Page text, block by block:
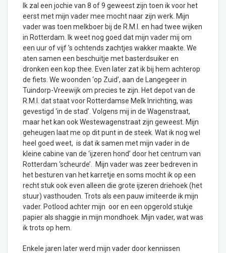
Ik zal een jochie van 8 of 9 geweest zijn toen ik voor het
eerst met mijn vader mee mocht naar zijn werk. Mijn
vader was toen melkboer bij de R.M.I. en had twee wijken
in Rotterdam. Ik weet nog goed dat mijn vader mij om
een uur of vijf ’s ochtends zachtjes wakker maakte. We
aten samen een beschuitje met basterdsuiker en
dronken een kop thee. Even later zat ik bij hem achterop
de fiets. We woonden ‘op Zuid’, aan de Langegeer in
Tuindorp-Vreewijk om precies te zijn. Het depot van de
R.M.I. dat staat voor Rotterdamse Melk Inrichting, was
gevestigd ‘in de stad’. Volgens mij in de Wagenstraat,
maar het kan ook Westewagenstraat zijn geweest. Mijn
geheugen laat me op dit punt in de steek. Wat ik nog wel
heel goed weet, is dat ik samen met mijn vader in de
kleine cabine van de ‘ijzeren hond’ door het centrum van
Rotterdam ‘scheurde’. Mijn vader was zeer bedreven in
het besturen van het karretje en soms mocht ik op een
recht stuk ook even alleen die grote ijzeren driehoek (het
stuur) vasthouden. Trots als een pauw imiteerde ik mijn
vader. Potlood achter mijn oor en een opgerold stukje
papier als shaggie in mijn mondhoek. Mijn vader, wat was
ik trots op hem.
Enkele jaren later werd mijn vader door kennissen